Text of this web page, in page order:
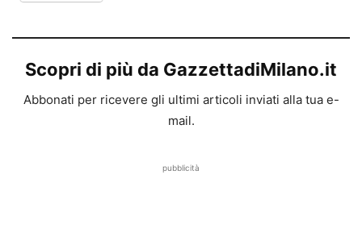
Scopri di più da GazzettadiMilano.it
Abbonati per ricevere gli ultimi articoli inviati alla tua e-
mail.
pubblicità